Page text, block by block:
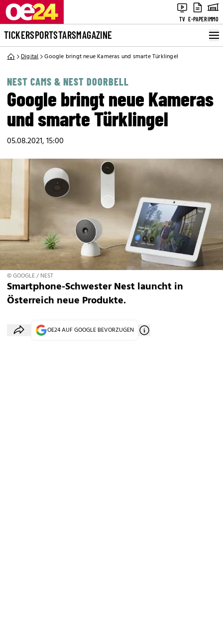
TV E-PAPERIMMO
TICKERSPORTSTARSMAGAZINE
Digital Google bringt neue Kameras und smarte Türklingel
NEST CAMS & NEST DOORBELL
Google bringt neue Kameras
und smarte Türklingel
05.08.2021, 15:00
© GOOGLE / NEST
Smartphone-Schwester Nest launcht in
Österreich neue Produkte.
OE24 AUF GOOGLE BEVORZUGEN